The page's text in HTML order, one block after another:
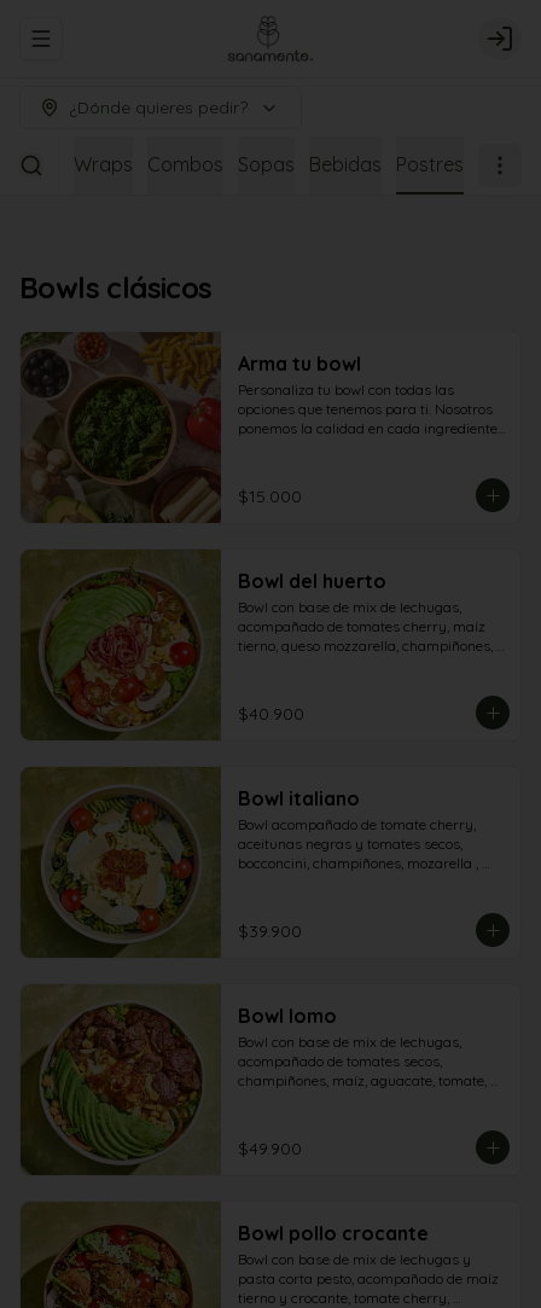
Abrir menu de navegación Login
¿Dónde quieres pedir?
Wraps Combos Sopas Bebidas Postres
Bowls clásicos
Arma tu bowl
Personaliza tu bowl con todas las
opciones que tenemos para ti. Nosotros
ponemos la calidad en cada ingrediente.
$15.000
Bowl del huerto
Bowl con base de mix de lechugas,
acompañado de tomates cherry, maíz
tierno, queso mozzarella, champiñones,
$40.900
Bowl italiano
Bowl acompañado de tomate cherry,
aceitunas negras y tomates secos,
bocconcini, champiñones, mozarella ,
$39.900
Bowl lomo
Bowl con base de mix de lechugas,
acompañado de tomates secos,
champiñones, maíz, aguacate, tomate,
$49.900
Bowl pollo crocante
Bowl con base de mix de lechugas y
pasta corta pesto, acompañado de maíz
tierno y crocante, tomate cherry,